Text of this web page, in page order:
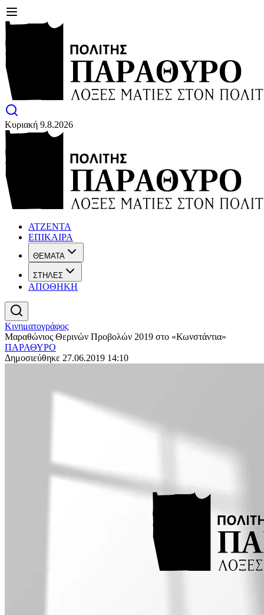
Κυριακή 9.8.2026
ΑΤΖΕΝΤΑ
ΕΠΙΚΑΙΡΑ
ΘΕΜΑΤΑ
ΣΤΗΛΕΣ
ΑΠΟΘΗΚΗ
Κινηματογράφος
Μαραθώνιος Θερινών Προβολών 2019 στο «Κωνστάντια»
ΠΑΡΑΘΥΡΟ
Δημοσιεύθηκε 27.06.2019 14:10